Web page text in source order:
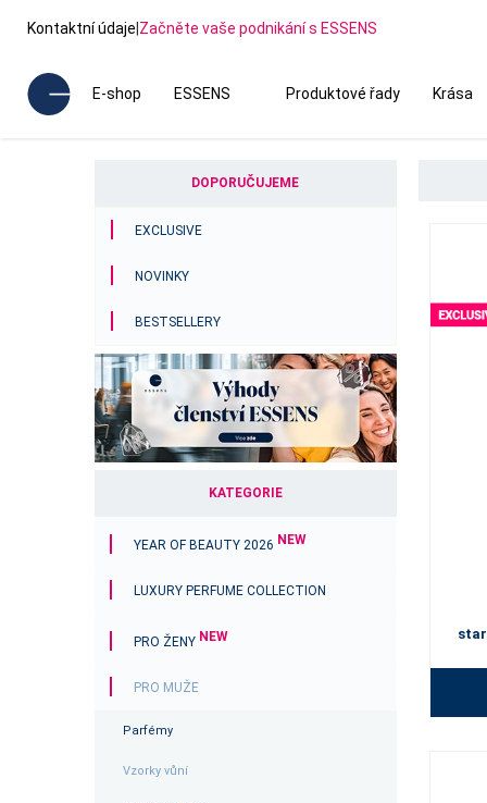
Kontaktní údaje|Začněte vaše podnikání s ESSENS
E-shop ESSENS Produktové řady Krása
DOPORUČUJEME
EXCLUSIVE
NOVINKY
BESTSELLERY
KATEGORIE
YEAR OF BEAUTY 2026 NEW
LUXURY PERFUME COLLECTION
PRO ŽENY NEW
PRO MUŽE
Parfémy
Vzorky vůní